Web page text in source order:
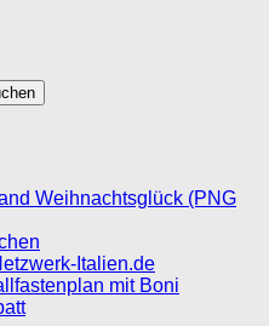
Weihnachtsglück (PNG
Italien.de
mit Boni